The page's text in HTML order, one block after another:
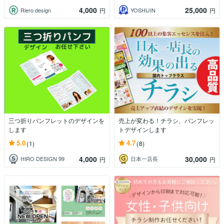
Riero design 4,000 円 YOSHIJIN 25,000 円
三つ折りパンフレットのデザインを
します
5.0(1)
HIRO DESIGN 99 4,000 円
売上が変わる！チラシ、パンフレッ
トデザインします
4.7(8)
日本一店長 30,000 円